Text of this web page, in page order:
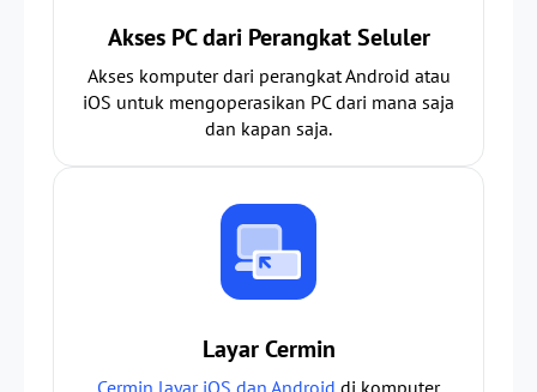
Akses PC dari Perangkat Seluler
Akses komputer dari perangkat Android atau
iOS untuk mengoperasikan PC dari mana saja
dan kapan saja.
Layar Cermin
Cermin layar iOS dan Android di komputer